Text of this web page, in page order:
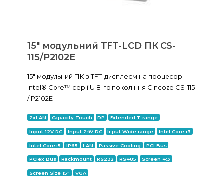
15" модульний TFT-LCD ПК CS-
115/P2102E
15" модульний ПК з TFT-дисплеєм на процесорі
Intel® Core™ серії U 8-го покоління Cincoze CS-115
/ P2102E
2xLAN Capacity Touch DP Extended T range
Input 12V DC Input 24V DC Input Wide range Intel Core i3
Intel Core i5 IP65 LAN Passive Cooling PCI Bus
PCIex Bus Rackmount RS232 RS485 Screen 4:3
Screen Size 15" VGA